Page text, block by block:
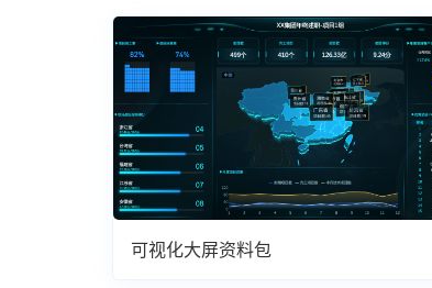
可视化大屏资料包